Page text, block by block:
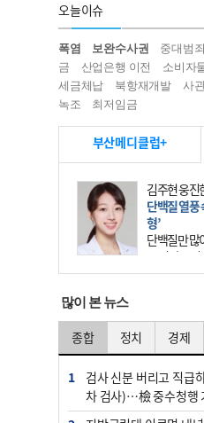
오늘이슈
폭염 보완수사권 중대범
금
산업은행 이전 소비자
세금체납
북항재개발 사
녹조
최저임금
부산메디클럽+
김주현 웅진
단백질 열풍
형’
단백질만 많
즘 건강을
키워드가 단
많이 본 뉴스
종합 정치 경제
1
검사 신분 버리고 직급
차 검사)…檢 중수청행